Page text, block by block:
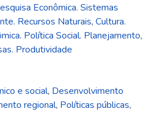
Econômica. Sistemas
Recursos Naturais, Cultura.
Política Social. Planejamento,
Produtividade
e social, Desenvolvimento
regional, Políticas públicas,